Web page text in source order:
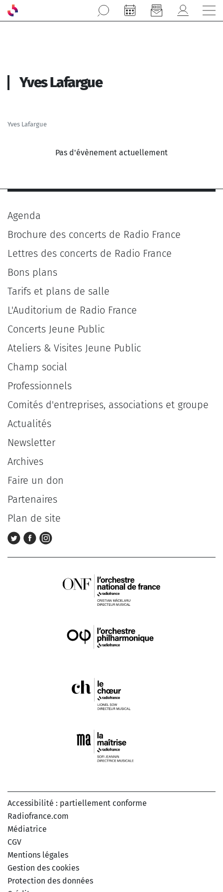
Aller au contenu principal
Yves Lafargue
Yves Lafargue
Pas d'évènement actuellement
Agenda
Brochure des concerts de Radio France
Lettres des concerts de Radio France
Bons plans
Tarifs et plans de salle
L'Auditorium de Radio France
Concerts Jeune Public
Ateliers & Visites Jeune Public
Champ social
Professionnels
Comités d'entreprises, associations et groupe
Actualités
Newsletter
Archives
Faire un don
Partenaires
Plan de site
Accessibilité : partiellement conforme
Radiofrance.com
Médiatrice
CGV
Mentions légales
Gestion des cookies
Protection des données